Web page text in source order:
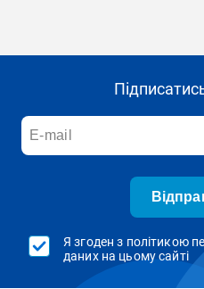
Я згоден з політикою
даних на цьому сайті